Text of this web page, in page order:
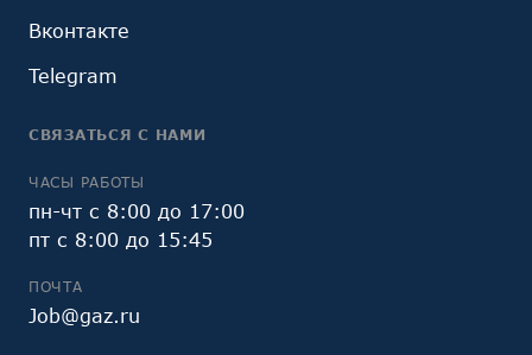
Вконтакте
Telegram
СВЯЗАТЬСЯ С НАМИ
ЧАСЫ РАБОТЫ
пн-чт с 8:00 до 17:00
пт с 8:00 до 15:45
ПОЧТА
Job@gaz.ru